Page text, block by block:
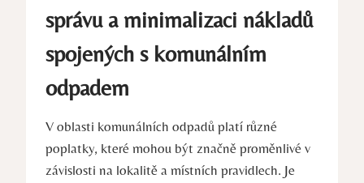
správu a minimalizaci nákladů
spojených s komunálním
odpadem
V oblasti komunálních odpadů platí různé
poplatky, které mohou být značně proměnlivé v
závislosti na lokalitě a místních pravidlech. Je